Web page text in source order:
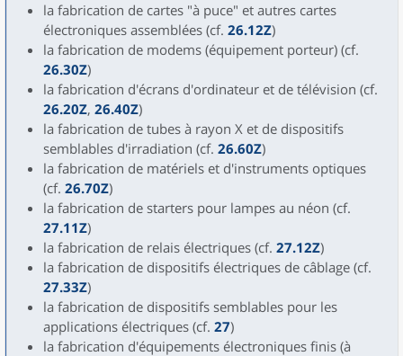
la fabrication de cartes "à puce" et autres cartes
électroniques assemblées (cf. 26.12Z)
la fabrication de modems (équipement porteur) (cf.
26.30Z)
la fabrication d'écrans d'ordinateur et de télévision (cf.
26.20Z, 26.40Z)
la fabrication de tubes à rayon X et de dispositifs
semblables d'irradiation (cf. 26.60Z)
la fabrication de matériels et d'instruments optiques
(cf. 26.70Z)
la fabrication de starters pour lampes au néon (cf.
27.11Z)
la fabrication de relais électriques (cf. 27.12Z)
la fabrication de dispositifs électriques de câblage (cf.
27.33Z)
la fabrication de dispositifs semblables pour les
applications électriques (cf. 27)
la fabrication d'équipements électroniques finis (à